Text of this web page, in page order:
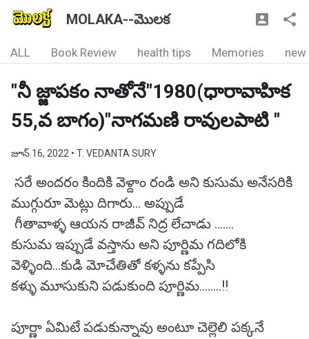
MOLAKA--మొలక
ALL Book Review health tips Memories new
"నీ జ్జాపకం నాతోనే"1980(ధారావాహిక
55,వ బాగం)"నాగమణి రావులపాటి "
జూన్ 16, 2022 • T. VEDANTA SURY
సరే అందరం కిందికి వెళ్దాం రండి అని కుసుమ అనేసరికి
ముగ్గురూ మెట్లు దిగారు... అప్పుడే
గీతావాళ్ళ ఆయన రాజీవ్ నిద్ర లేచాడు .......
కుసుమ ఇప్పుడే వస్తాను అని పూర్ణిమ గదిలోకి
వెళ్ళింది...కుడి మోచేతితో కళ్ళను కప్పేసి
కళ్ళు మూసుకుని పడుకుంది పూర్ణిమ........!!
పూర్ణా ఏమిటే పడుకున్నావు అంటూ చెల్లెలి పక్కనే